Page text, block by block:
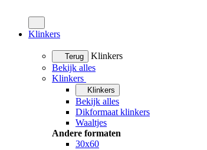
Klinkers
Terug
Klinkers
Bekijk alles
Klinkers
Klinkers
Bekijk alles
Dikformaat klinkers
Waaltjes
Andere formaten
30x60